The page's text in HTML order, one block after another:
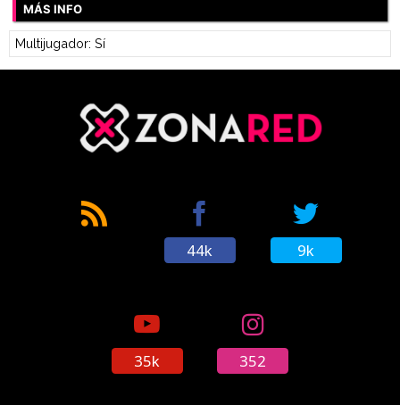
MÁS INFO
Multijugador: Sí
44k 9k
35k 352